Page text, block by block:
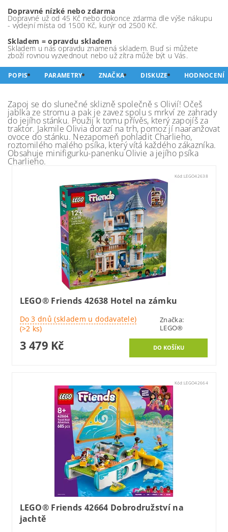
Dopravné nízké nebo zdarma
Dopravné už od 45 Kč nebo dokonce zdarma dle výše nákupu
- výdejní místa od 1500 Kč, kurýr od 2500 Kč.
Skladem = opravdu skladem
Skladem u nás opravdu znamená skladem. Buď si můžete
zboží rovnou vyzvednout nebo už zítra může být u Vás.
POPIS PARAMETRY ZNAČKA DISKUZE HODNOCENÍ
Zapoj se do slunečné sklizně společně s Olivií! Očeš
jablka ze stromu a pak je zavez spolu s mrkví ze zahrady
do jejího stánku. Použij k tomu přívěs, který zapojíš za
traktor. Jakmile Olivia dorazí na trh, pomoz jí naaranžovat
ovoce do stánku. Nezapomeň pohladit Charlieho,
roztomilého malého psíka, který vítá každého zákazníka.
Obsahuje minifigurku-panenku Olivie a jejího psíka
Charlieho.
Kód:LEGO42638
LEGO® Friends 42638 Hotel na zámku
Do 3 dnů (skladem u dodavatele)
(>2 ks)
Značka:
LEGO®
3 479 Kč
Kód:LEGO42664
LEGO® Friends 42664 Dobrodružství na
jachtě